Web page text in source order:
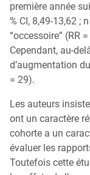
première année
% CI, 8,49-13,62 ;
“occessoire” (RR
Cependant, au-
d’augmentation
= 29).
Les auteurs
ont un caractère
cohorte a un
évaluer les
Toutefois cette